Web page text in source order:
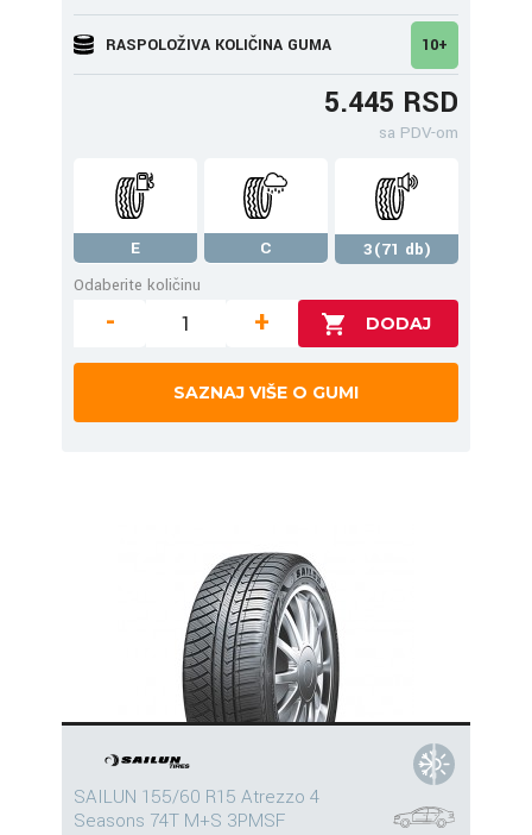
RASPOLOŽIVA KOLIČINA GUMA 10+
5.445 RSD
sa PDV-om
E C
3(71 db)
Odaberite količinu
- +
SAZNAJ VIŠE O GUMI
SAILUN 155/60 R15 Atrezzo 4
Seasons 74T M+S 3PMSF